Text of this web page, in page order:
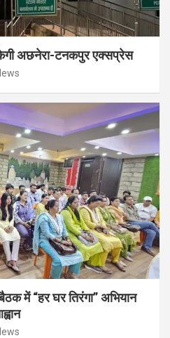
अछनेरा-टनकपुर एक्सप्रेस
में “हर घर तिरंगा” अभियान